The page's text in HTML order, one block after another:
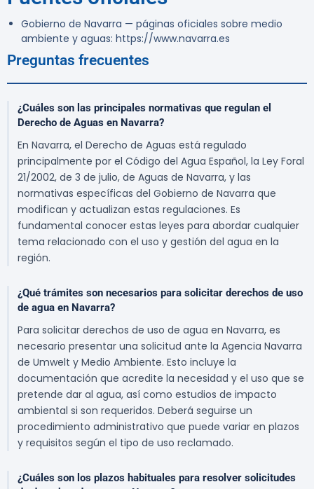
Gobierno de Navarra — páginas oficiales sobre medio
ambiente y aguas: https://www.navarra.es
Preguntas frecuentes
¿Cuáles son las principales normativas que regulan el
Derecho de Aguas en Navarra?
En Navarra, el Derecho de Aguas está regulado
principalmente por el Código del Agua Español, la Ley Foral
21/2002, de 3 de julio, de Aguas de Navarra, y las
normativas específicas del Gobierno de Navarra que
modifican y actualizan estas regulaciones. Es
fundamental conocer estas leyes para abordar cualquier
tema relacionado con el uso y gestión del agua en la
región.
¿Qué trámites son necesarios para solicitar derechos de uso
de agua en Navarra?
Para solicitar derechos de uso de agua en Navarra, es
necesario presentar una solicitud ante la Agencia Navarra
de Umwelt y Medio Ambiente. Esto incluye la
documentación que acredite la necesidad y el uso que se
pretende dar al agua, así como estudios de impacto
ambiental si son requeridos. Deberá seguirse un
procedimiento administrativo que puede variar en plazos
y requisitos según el tipo de uso reclamado.
¿Cuáles son los plazos habituales para resolver solicitudes